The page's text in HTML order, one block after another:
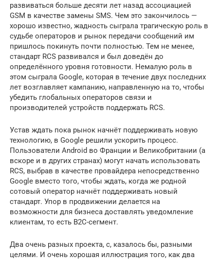
развиваться больше десяти лет назад ассоциацией
GSM в качестве замены SMS. Чем это закончилось —
хорошо известно, жадность сыграла трагическую роль в
судьбе операторов и рынок передачи сообщений им
пришлось покинуть почти полностью. Тем не менее,
стандарт RCS развивался и был доведён до
определённого уровня готовности. Немалую роль в
этом сыграла Google, которая в течение двух последних
лет возглавляет кампанию, направленную на то, чтобы
убедить глобальных операторов связи и
производителей устройств поддержать RCS.
Устав ждать пока рынок начнёт поддерживать новую
технологию, в Google решили ускорить процесс.
Пользователи Android во Франции и Великобритании (а
вскоре и в других странах) могут начать использовать
RCS, выбрав в качестве провайдера непосредственно
Google вместо того, чтобы ждать, когда же родной
сотовый оператор начнёт поддерживать новый
стандарт. Упор в продвижении делается на
возможности для бизнеса доставлять уведомление
клиентам, то есть B2C-сегмент.
Два очень разных проекта, с, казалось бы, разными
целями. И очень хорошая иллюстрация того, как два